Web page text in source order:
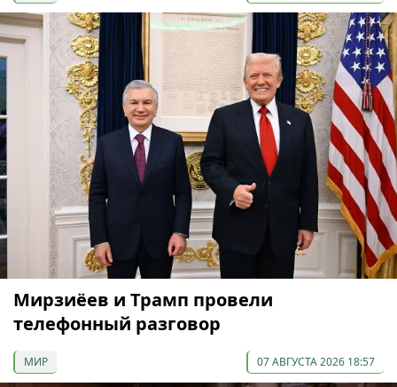
Мирзиёев и Трамп провели
телефонный разговор
МИР 07 АВГУСТА 2026 18:57